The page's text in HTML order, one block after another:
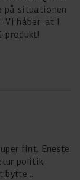
på situationen
Vi håber, at I
produkt!
fint. Eneste
politik,
bytte